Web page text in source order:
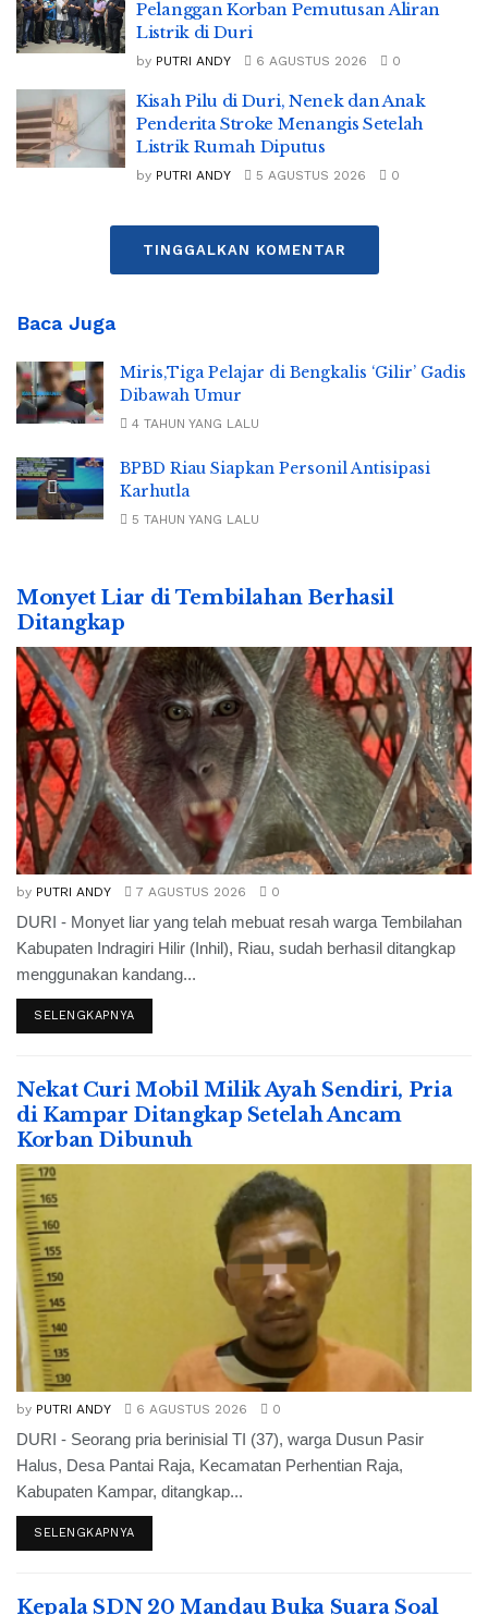
Pelanggan Korban Pemutusan Aliran
Listrik di Duri
by PUTRI ANDY 6 AGUSTUS 2026 0
Kisah Pilu di Duri, Nenek dan Anak
Penderita Stroke Menangis Setelah
Listrik Rumah Diputus
by PUTRI ANDY 5 AGUSTUS 2026 0
TINGGALKAN KOMENTAR
Baca Juga
Miris,Tiga Pelajar di Bengkalis ‘Gilir’ Gadis
Dibawah Umur
4 TAHUN YANG LALU
BPBD Riau Siapkan Personil Antisipasi
Karhutla
5 TAHUN YANG LALU
Monyet Liar di Tembilahan Berhasil
Ditangkap
by PUTRI ANDY 7 AGUSTUS 2026 0
DURI - Monyet liar yang telah mebuat resah warga Tembilahan
Kabupaten Indragiri Hilir (Inhil), Riau, sudah berhasil ditangkap
menggunakan kandang...
SELENGKAPNYA
Nekat Curi Mobil Milik Ayah Sendiri, Pria
di Kampar Ditangkap Setelah Ancam
Korban Dibunuh
by PUTRI ANDY 6 AGUSTUS 2026 0
DURI - Seorang pria berinisial TI (37), warga Dusun Pasir
Halus, Desa Pantai Raja, Kecamatan Perhentian Raja,
Kabupaten Kampar, ditangkap...
SELENGKAPNYA
Kepala SDN 20 Mandau Buka Suara Soal